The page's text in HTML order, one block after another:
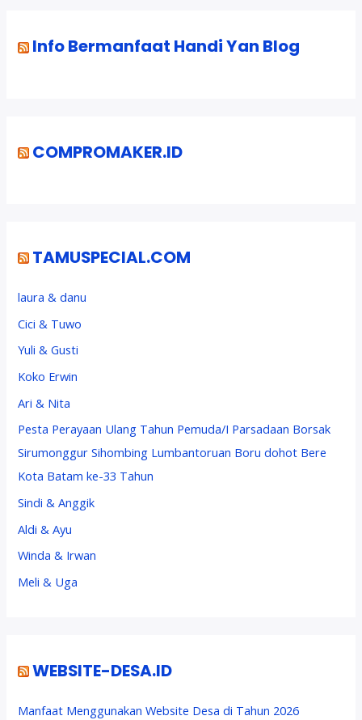
Info Bermanfaat Handi Yan Blog
COMPROMAKER.ID
TAMUSPECIAL.COM
laura & danu
Cici & Tuwo
Yuli & Gusti
Koko Erwin
Ari & Nita
Pesta Perayaan Ulang Tahun Pemuda/I Parsadaan Borsak
Sirumonggur Sihombing Lumbantoruan Boru dohot Bere
Kota Batam ke-33 Tahun
Sindi & Anggik
Aldi & Ayu
Winda & Irwan
Meli & Uga
WEBSITE-DESA.ID
Manfaat Menggunakan Website Desa di Tahun 2026